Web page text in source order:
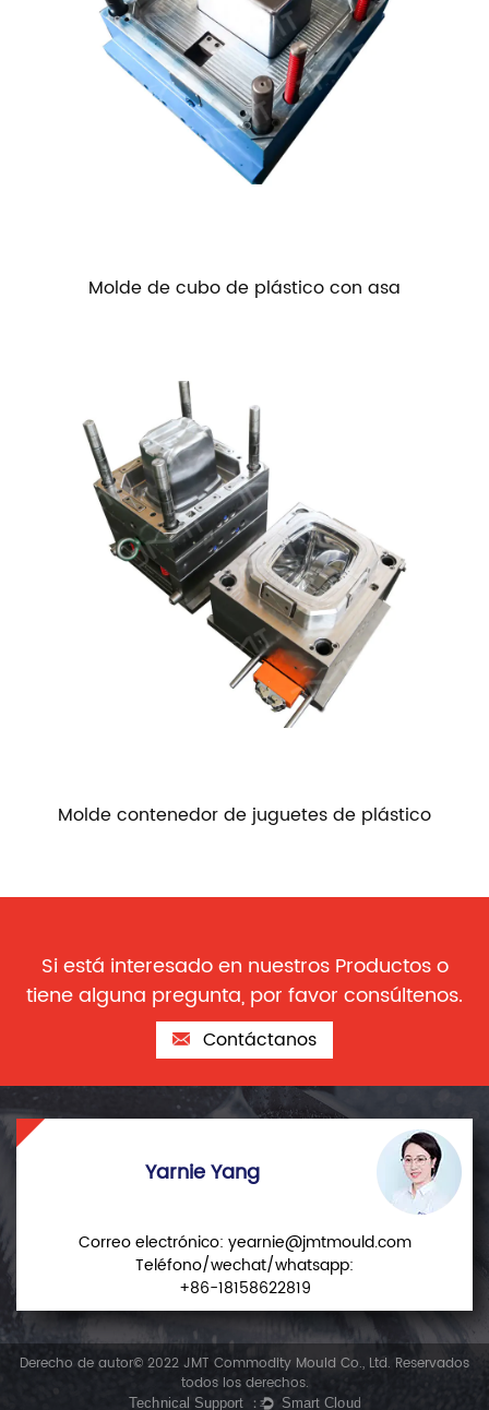
Molde de cubo de plástico con asa
Molde contenedor de juguetes de plástico
Si está interesado en nuestros Productos o
tiene alguna pregunta, por favor consúltenos.
Contáctanos
Yarnie Yang
Correo electrónico: yearnie@jmtmould.com
Teléfono/wechat/whatsapp:
+86-18158622819
Derecho de autor© 2022 JMT Commodity Mould Co., Ltd. Reservados
todos los derechos.